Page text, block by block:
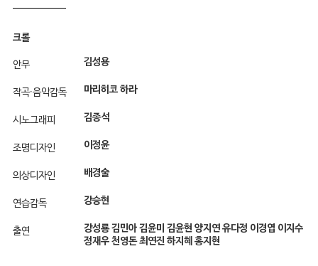
크롤
안무 김성용
작곡·음악감독 마리히코 하라
시노그래피 김종석
조명디자인 이정윤
의상디자인 배경술
연습감독 강승현
출연
강성룡 김민아 김윤미 김윤현 양지연 유다정 이경엽 이지수
정재우 천영돈 최연진 하지혜 홍지현